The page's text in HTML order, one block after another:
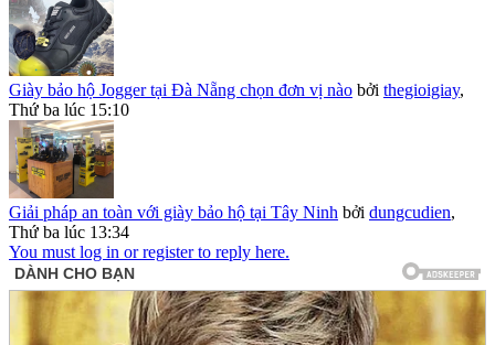
Giày bảo hộ Jogger tại Đà Nẵng chọn đơn vị nào bởi thegioigiay,
Thứ ba lúc 15:10
Giải pháp an toàn với giày bảo hộ tại Tây Ninh bởi dungcudien,
Thứ ba lúc 13:34
You must log in or register to reply here.